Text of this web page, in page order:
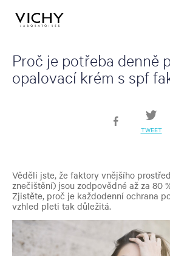
Proč je potřeba denně
opalovací krém s spf
TWEET
Věděli jste, že faktory vnějšího
znečištění) jsou zodpovědné až za 80
Zjistěte, proč je každodenní ochrana
vzhled pleti tak důležitá.